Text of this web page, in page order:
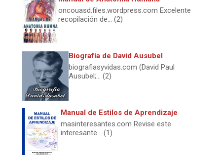
oncouasd.files.wordpress.com Excelente
recopilación de... (2)
Biografía de David Ausubel
biografiasyvidas.com (David Paul
Ausubel;... (2)
Manual de Estilos de Aprendizaje
masinteresantes.com Revise este
interesante... (1)